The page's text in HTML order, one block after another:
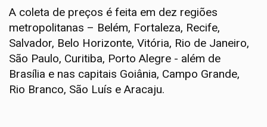
A coleta de preços é feita em dez regiões
metropolitanas – Belém, Fortaleza, Recife,
Salvador, Belo Horizonte, Vitória, Rio de Janeiro,
São Paulo, Curitiba, Porto Alegre - além de
Brasília e nas capitais Goiânia, Campo Grande,
Rio Branco, São Luís e Aracaju.